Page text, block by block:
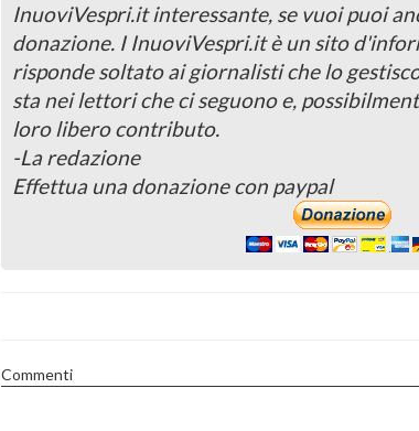
InuoviVespri.it interessante, se vuoi puoi
donazione. I InuoviVespri.it è un sito
risponde soltato ai giornalisti che lo
sta nei lettori che ci seguono e,
loro libero contributo.
-La redazione
Effettua una donazione con paypal
Commenti